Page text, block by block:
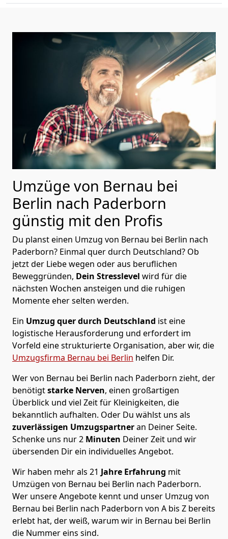
Umzüge von Bernau bei
Berlin nach Paderborn
günstig mit den Profis
Du planst einen Umzug von Bernau bei Berlin nach
Paderborn? Einmal quer durch Deutschland? Ob
jetzt der Liebe wegen oder aus beruflichen
Beweggründen, Dein Stresslevel wird für die
nächsten Wochen ansteigen und die ruhigen
Momente eher selten werden.
Ein Umzug quer durch Deutschland ist eine
logistische Herausforderung und erfordert im
Vorfeld eine strukturierte Organisation, aber wir, die
Umzugsfirma Bernau bei Berlin helfen Dir.
Wer von Bernau bei Berlin nach Paderborn zieht, der
benötigtstarke Nerven, einen großartigen
Überblick und viel Zeit für Kleinigkeiten, die
bekanntlich aufhalten. Oder Du wählst uns als
zuverlässigen Umzugspartneran Deiner Seite.
Schenke uns nur2 Minuten Deiner Zeit und wir
übersenden Dir ein individuelles Angebot.
Wir haben mehr als 21 Jahre Erfahrung mit
Umzügen von Bernau bei Berlin nach Paderborn.
Wer unsere Angebote kennt und unser Umzug von
Bernau bei Berlin nach Paderborn von A bis Z bereits
erlebt hat, der weiß, warum wir in Bernau bei Berlin
die Nummer eins sind.